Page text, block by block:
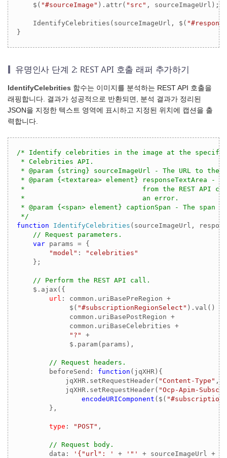
    $(
"#sourceImage" ).attr( "src" , sourceImageUrl);
    IdentifyCelebrities(sourceImageUrl, $(
유명인사 단계 2: REST API 호출 래퍼 추가하기
IdentifyCelebrities 함수는 이미지를 분석하는 REST API 호출을
래핑합니다. 결과가 성공적으로 반환되면, 분석 결과가 정리된
JSON을 지정한 텍스트 영역에 표시하고 지정된 위치에 캡션을 출
력합니다.
/* Identify celebrities in the image at the
* Celebrities API.
* @param {string} sourceImageUrl - The URL to
* @param {<textarea> element} responseTextArea
*                             from the REST API call,
*                             an error.
* @param {<span> element} captionSpan - The
*/
function
IdentifyCelebrities ( sourceImageUrl,
// Request parameters.
var params = {
"model" :
"celebrities"
    };
// Perform the REST API call.
    $.ajax({
url : common.uriBasePreRegion +
             $(
"#subscriptionRegionSelect" ).val() +
             common.uriBasePostRegion +
             common.uriBaseCelebrities +
"?"
+
             $.param(params),
// Request headers.
        beforeSend:
function ( jqXHR ) {
            jqXHR.setRequestHeader(
"Content-Type" ,
            jqXHR.setRequestHeader(
"Ocp-Apim-
encodeURIComponent ($(
        },
type : "POST" ,
// Request body.
        data:
'{"url": ' + '"' + sourceImageUrl +